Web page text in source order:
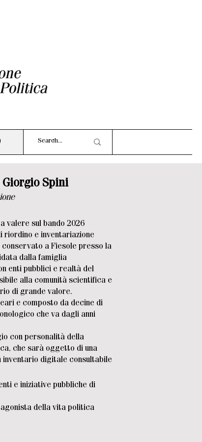
Spini
valere sul bando 2026
riordino e inventariazione
a Fiesole presso la
dalla famiglia
enti pubblici e realtà del
alla comunità scientifica e
di grande valore.
e composto da decine di
che va dagli anni
con personalità della
che sarà oggetto di una
inventario digitale consultabile
e iniziative pubbliche di
della vita politica